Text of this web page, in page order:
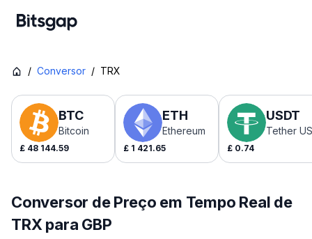
/ Conversor / TRX
BTC
Bitcoin
£ 48 144.59
ETH
Ethereum
£ 1 421.65
USDT
Tether
£ 0.74
Conversor de Preço em Tempo Real de
TRX para GBP